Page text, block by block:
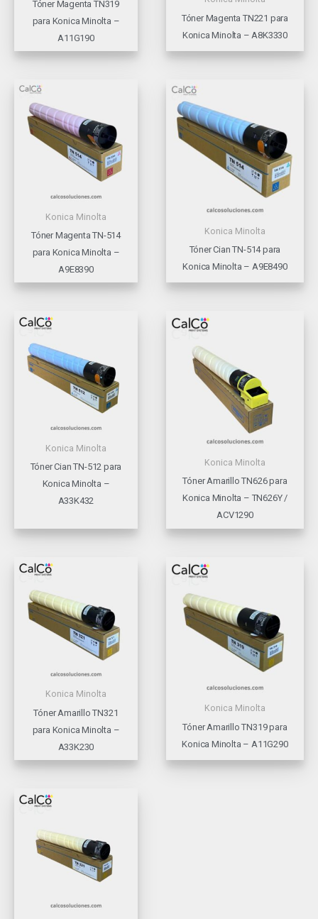
Tóner Magenta TN319
para Konica Minolta –
A11G190
Tóner Magenta TN221 para
Konica Minolta – A8K3330
Konica Minolta
Tóner Magenta TN-514
para Konica Minolta –
A9E8390
Konica Minolta
Tóner Cian TN-514 para
Konica Minolta – A9E8490
Konica Minolta
Tóner Cian TN-512 para
Konica Minolta –
A33K432
Konica Minolta
Tóner Amarillo TN626 para
Konica Minolta – TN626Y /
ACV1290
Konica Minolta
Tóner Amarillo TN321
para Konica Minolta –
A33K230
Konica Minolta
Tóner Amarillo TN319 para
Konica Minolta – A11G290